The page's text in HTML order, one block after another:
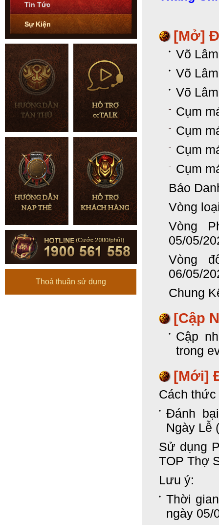
Tin Tức
Sự Kiện
Thoả thuận sử dụng
[Mở]
Võ
Võ
Võ
Cụm
Cụm
Cụm
Cụm
Báo
Vòng
Vòng
05/05/
Vòng
06/05/
Chung
[Cập
Cập
trong
[Mới]
Cách
Đánh
Ngày Lễ
Sử dụng
TOP Thợ
Lưu ý:
Thời
ngày 05/